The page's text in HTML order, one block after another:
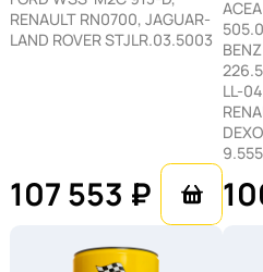
низкая вязкость
трение в ДВС.
RENAULT RN0700, JAGUAR-
LAND ROVER STJLR.03.5003
107 553 ₽
LL-